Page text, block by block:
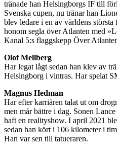
tränade han Helsingborgs IF till
Svenska cupen, nu tränar han
blev ledare i en av världens
honom segla över Atlanten med
Kanal 5:s flaggskepp Över
Olof Mellberg
Har legat lågt sedan han klev av
Helsingborg i vintras. Har spelat
Magnus Hedman
Har efter karriären talat ut om
men mår bättre i dag. Sonen
haft en realityshow. I april 2021
sedan han kört i 106 kilometer i
Han var sen till tatueraren.